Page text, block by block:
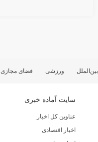
بین‌الملل ورزشی فضای مجازی
سایت آماده خبری
عناوین کل اخبار
اخبار اقتصادی